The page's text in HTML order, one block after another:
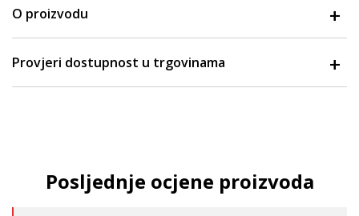
O proizvodu
Provjeri dostupnost u trgovinama
Posljednje ocjene proizvoda